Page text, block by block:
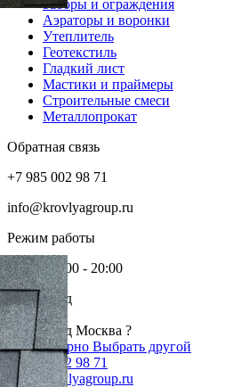
Заборы и ограждения
Аэраторы и воронки
Утеплитель
Геотекстиль
Гладкий лист
Мастики и праймеры
Строительные смеси
Металлопрокат
Обратная связь
+7 985 002 98 71
info@krovlyagroup.ru
Режим работы
Пн-Пт: 9:00 - 20:00
Ваш город
Москва
Ваш город Москва ?
Да, все верно Выбрать другой
+7 985 002 98 71
info@krovlyagroup.ru